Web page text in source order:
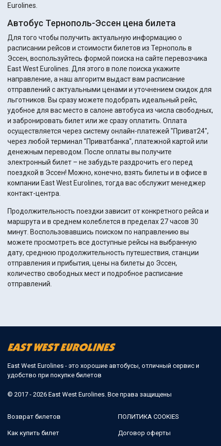
Eurolines.
Автобус Тернополь-Эссен цена билета
Для того чтобы получить актуальную информацию о
расписании рейсов и стоимости билетов из Тернополь в
Эссен, воспользуйтесь формой поиска на сайте перевозчика
East West Eurolines. Для этого в поле поиска укажите
направление, а наш алгоритм выдаст вам расписание
отправлений с актуальными ценами и уточнением скидок для
льготников. Вы сразу можете подобрать идеальный рейс,
удобное для вас место в салоне автобуса из числа свободных,
и забронировать билет или же сразу оплатить. Оплата
осуществляется через систему онлайн-платежей "Приват24",
через любой терминал "Приватбанка", платежной картой или
денежным переводом. После оплаты вы получите
электронный билет – не забудьте раздрочить его перед
поездкой в Эссен! Можно, конечно, взять билеты и в офисе в
компании East West Eurolines, тогда вас обслужит менеджер
контакт-центра.
Продолжительность поездки зависит от конкретного рейса и
маршрута и в среднем колеблется в пределах 27 часов 30
минут. Воспользовавшись поиском по направлению вы
можете просмотреть все доступные рейсы на выбранную
дату, среднюю продолжительность путешествия, станции
отправления и прибытия, цены на билеты до Эссен,
количество свободных мест и подробное расписание
отправлений.
East West Eurolines - это хорошие автобусы, отличный сервис и
удобство при покупке билетов
© 2017 - 2026 East West Eurolines. Все права защищены
Возврат билетов
Как купить билет
ПОЛИТИКА COOKIES
Договор оферты